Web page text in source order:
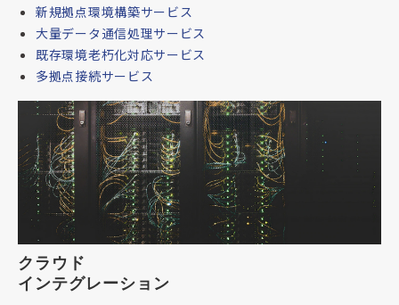
新規拠点環境構築サービス
大量データ通信処理サービス
既存環境老朽化対応サービス
多拠点接続サービス
クラウド
インテグレーション